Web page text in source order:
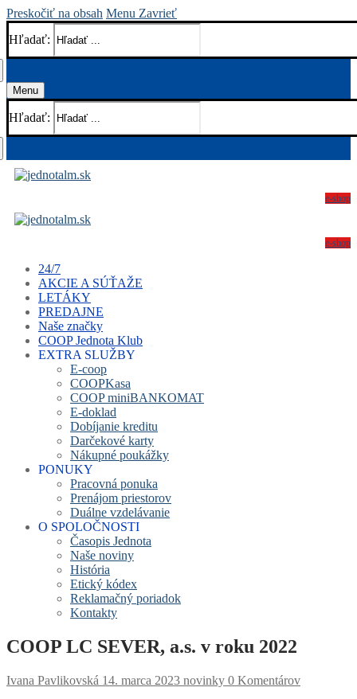
Preskočiť na obsah Menu Zavrieť
Hľadať:
Menu
Hľadať:
e-shop
e-shop
24/7
AKCIE A SÚŤAŽE
LETÁKY
PREDAJNE
Naše značky
COOP Jednota Klub
EXTRA SLUŽBY
E-coop
COOPKasa
COOP miniBANKOMAT
E-doklad
Dobíjanie kreditu
Darčekové karty
Nákupné poukážky
PONUKY
Pracovná ponuka
Prenájom priestorov
Duálne vzdelávanie
O SPOLOČNOSTI
Časopis Jednota
Naše noviny
História
Etický kódex
Reklamačný poriadok
Kontakty
COOP LC SEVER, a.s. v roku 2022
Ivana Pavlikovská 14. marca 2023 novinky 0 Komentárov